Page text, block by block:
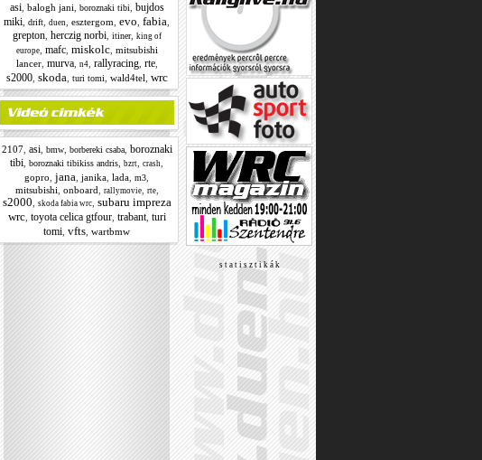
asi, balogh jani boroznaki tibi
bujdos
miki drift duen esztergom evo fabia
grepton, herczig norbi, itiner, king of
europe, mafc, miskolc, mitsubishi
lancer, murva, n4, rallyracing, rte,
s2000, skoda turi tomi wald4tel wrc
2107, asi, bmw, borbereki csaba, boroznaki
tibi boroznaki tibikiss andris bzrt crash
gopro jana janika lada m3
mitsubishi onboard rallymovie, rte,
s2000 skoda fabia wrc, subaru impreza
wrc, toyota celica gtfour, trabant, turi
tomi vfts wartbmw
s t a t i s z t i k á k